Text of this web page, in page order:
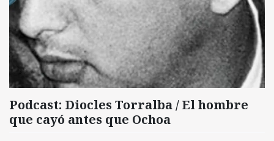
Podcast: Diocles Torralba / El hombre
que cayó antes que Ochoa